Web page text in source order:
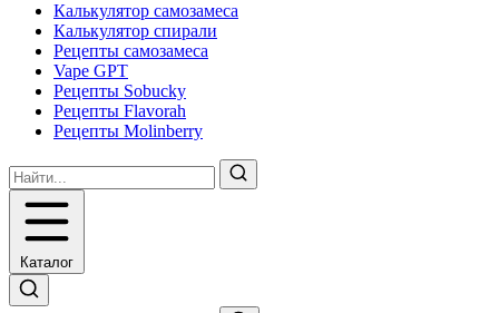
Калькулятор самозамеса
Калькулятор спирали
Рецепты самозамеса
Vape GPT
Рецепты Sobucky
Рецепты Flavorah
Рецепты Molinberry
Каталог